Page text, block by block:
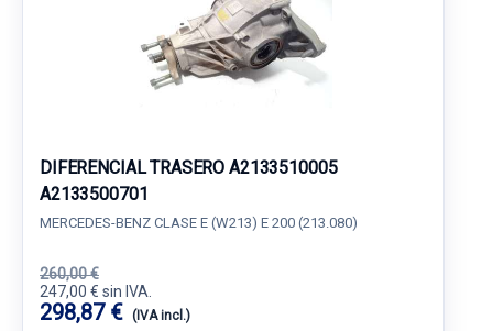
DIFERENCIAL TRASERO A2133510005
A2133500701
MERCEDES-BENZ CLASE E (W213) E 200 (213.080)
260,00 €
247,00 € sin IVA.
298,87 € (IVA incl.)